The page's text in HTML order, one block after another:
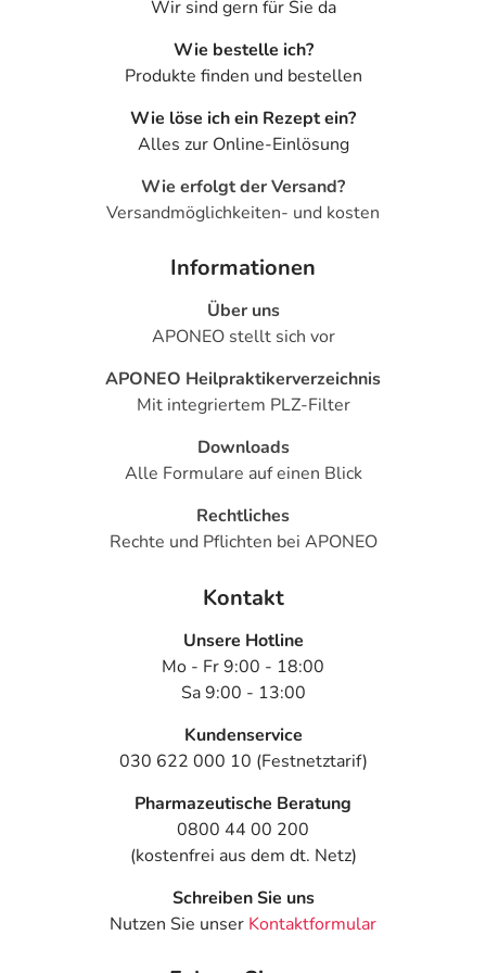
Pause einlegen: Kaugummi zwischen Wange und
Zahnfleisch „parken“, bis der Geschmack schwächer
Erneut kauen, bis der kräftige Geschmack einsetzt –
dann wieder pausieren.
Bitte legen Sie unbedingt die genannten Kaupausen ein,
Mundschleimhaut aufgenommen werden kann. Dies kann
Extra-Tipp für den erfolgreichen Rauchstopp:
War eine Monotherapie bislang erfolglos oder nicht
Dabei wird das NICOTINELL Kaugummi 2 mg zusätzlich
zum NICOTINELL 24-Stunden-Pflaster bei sofortigem
Rauchstopp angewendet. Die maximale Tagesdosis von
insgesamt 64 mg (Pflaster + Kaugummi oder
Lutschtablette) darf nicht überschritten werden.
Das NICOTINELL 24-Stunden-Pflaster sorgt für einen
kann beim Auftreten von zusätzlichen Rauchverlangen bei
Bedarf angewendet werden.
notwendig, dass Sie vollständig auf das Rauchen
verzichten. Bitte beachten Sie die
Gebrauchsinformationen.
(Ph.Eur.), Xylitol und Butylhydroxytoluol (Ph.Eur.).
Wir sind gern für Sie da
Wie bestelle ich?
Produkte finden und bestellen
Wie löse ich ein Rezept ein?
Alles zur Online-Einlösung
Wie erfolgt der Versand?
Versandmöglichkeiten- und kosten
Informationen
Über uns
APONEO stellt sich vor
APONEO Heilpraktikerverzeichnis
Mit integriertem PLZ-Filter
Downloads
Alle Formulare auf einen Blick
Rechtliches
Rechte und Pflichten bei APONEO
Kontakt
Unsere Hotline
Mo - Fr 9:00 - 18:00
Sa 9:00 - 13:00
Kundenservice
030 622 000 10 (Festnetztarif)
Pharmazeutische Beratung
0800 44 00 200
(kostenfrei aus dem dt. Netz)
Schreiben Sie uns
Nutzen Sie unser Kontaktformular